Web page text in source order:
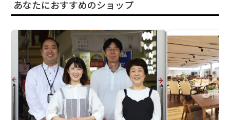
あなたにおすすめのショップ